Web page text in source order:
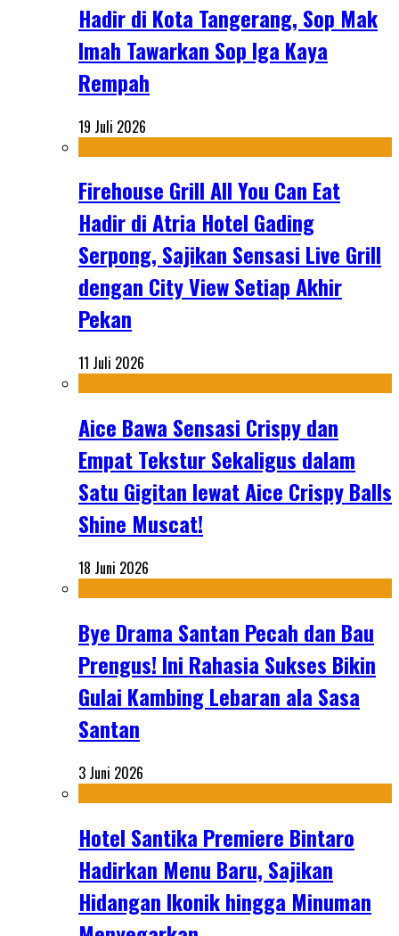
Hadir di Kota Tangerang, Sop Mak
Imah Tawarkan Sop Iga Kaya
Rempah
19 Juli 2026
Firehouse Grill All You Can Eat
Hadir di Atria Hotel Gading
Serpong, Sajikan Sensasi Live Grill
dengan City View Setiap Akhir
Pekan
11 Juli 2026
Aice Bawa Sensasi Crispy dan
Empat Tekstur Sekaligus dalam
Satu Gigitan lewat Aice Crispy Balls
Shine Muscat!
18 Juni 2026
Bye Drama Santan Pecah dan Bau
Prengus! Ini Rahasia Sukses Bikin
Gulai Kambing Lebaran ala Sasa
Santan
3 Juni 2026
Hotel Santika Premiere Bintaro
Hadirkan Menu Baru, Sajikan
Hidangan Ikonik hingga Minuman